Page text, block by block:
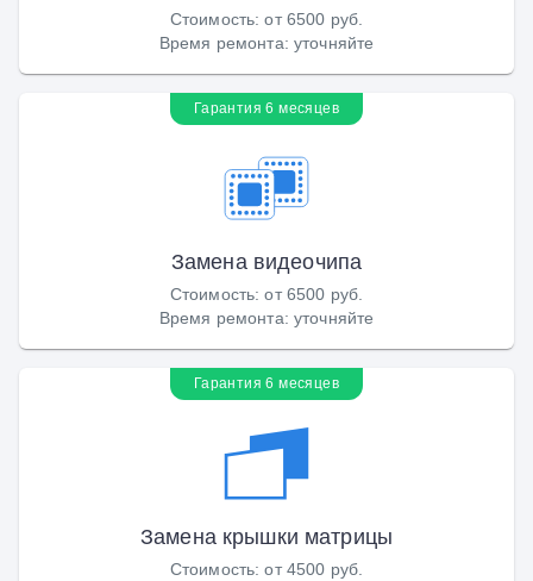
Стоимость:от 6500 руб.
Время ремонта: уточняйте
Гарантия 6 месяцев
Замена видеочипа
Стоимость:от 6500 руб.
Время ремонта: уточняйте
Гарантия 6 месяцев
Замена крышки матрицы
Стоимость:от 4500 руб.